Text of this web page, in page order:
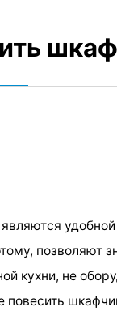
позволяют
кухни, не
повесить